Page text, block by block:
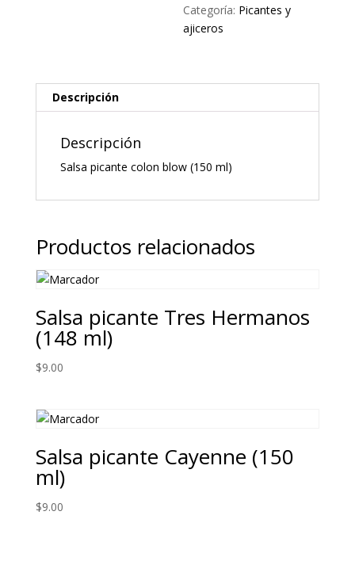
Categoría: Picantes y
ajiceros
Descripción
Descripción
Salsa picante colon blow (150 ml)
Productos relacionados
Salsa picante Tres Hermanos
(148 ml)
$9.00
Salsa picante Cayenne (150
ml)
$9.00